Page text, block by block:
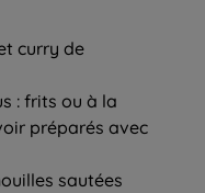
curry de
: frits ou à la
préparés avec
sautées